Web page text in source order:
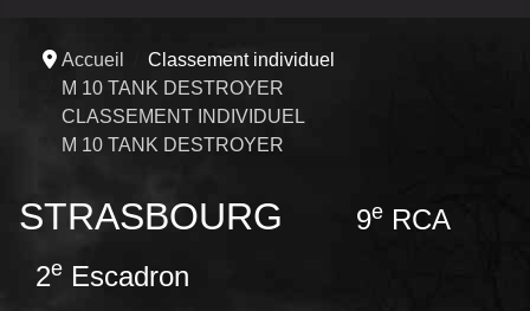
Accueil
Classement individuel
M 10 TANK DESTROYER
CLASSEMENT INDIVIDUEL
M 10 TANK DESTROYER
STRASBOURG 9e RCA
2e Escadron